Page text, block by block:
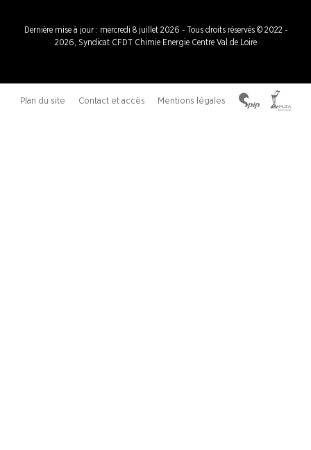
Dernière mise à jour : mercredi 8 juillet 2026 - Tous droits réservés © 2022 -
2026, Syndicat CFDT Chimie Energie Centre Val de Loire
Plan du site Contact et accès Mentions légales